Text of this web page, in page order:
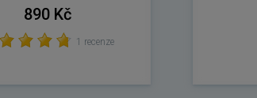
890 Kč
1 recenze